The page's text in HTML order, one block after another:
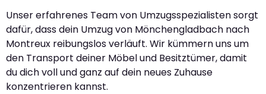
Unser erfahrenes Team von Umzugsspezialisten sorgt
dafür, dass dein Umzug von Mönchengladbach nach
Montreux reibungslos verläuft. Wir kümmern uns um
den Transport deiner Möbel und Besitztümer, damit
du dich voll und ganz auf dein neues Zuhause
konzentrieren kannst.